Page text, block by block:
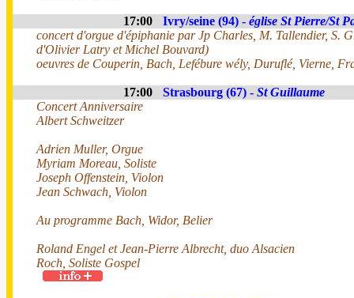
17:00 Ivry/seine (94) - église St Pierre/St
concert d'orgue d'épiphanie par Jp Charles, M. Tallendier, S.
d'Olivier Latry et Michel Bouvard)
oeuvres de Couperin, Bach, Lefébure wély, Duruflé, Vierne,
17:00 Strasbourg (67) - St Guillaume
Concert Anniversaire
Albert Schweitzer
Adrien Muller, Orgue
Myriam Moreau, Soliste
Joseph Offenstein, Violon
Jean Schwach, Violon
Au programme Bach, Widor, Belier
Roland Engel et Jean-Pierre Albrecht, duo Alsacien
Roch, Soliste Gospel